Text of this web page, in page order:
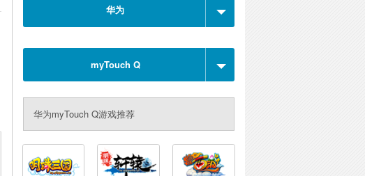
华为
myTouch Q
华为myTouch Q游戏推荐